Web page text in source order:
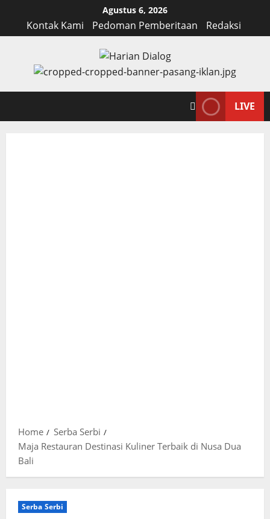
content
Agustus 6, 2026
Kontak Kami Pedoman Pemberitaan Redaksi
LIVE
Home
Serba Serbi
Maja Restauran Destinasi Kuliner Terbaik di Nusa Dua
Bali
Serba Serbi